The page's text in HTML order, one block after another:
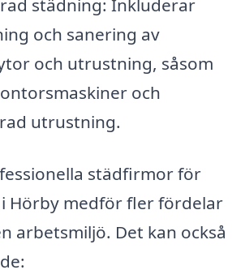
städning: Inkluderar
och sanering av
och utrustning, såsom
och
utrustning.
städfirmor för
Hörby medför fler fördelar
arbetsmiljö. Det kan också